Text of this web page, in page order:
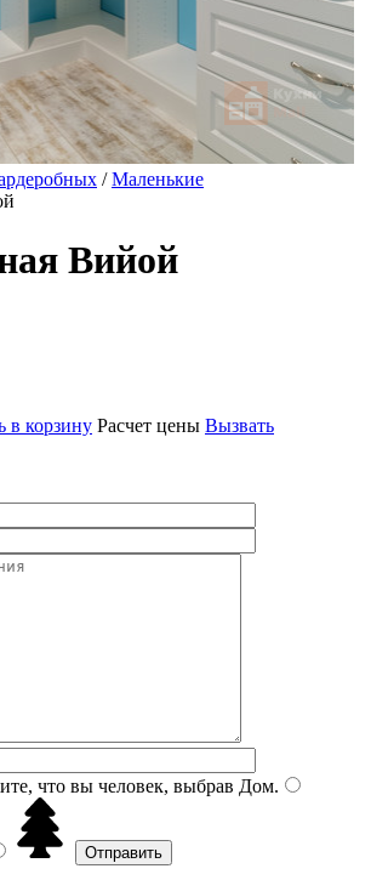
/Маленькие
Вийой
в корзину Расчет цены Вызвать
что вы человек, выбрав Дом.